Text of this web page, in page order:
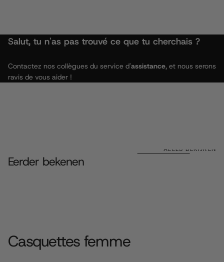
Salut, tu n'as pas trouvé ce que tu cherchais ?
Contactez nos collègues du service d'assistance, et nous serons
ravis de vous aider !
Eerder bekenen
ALLES BEKIJKEN
Casquettes femme